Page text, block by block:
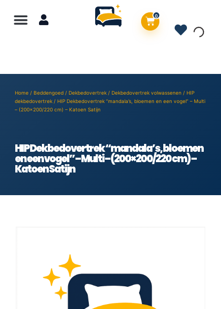
0
Home / Beddengoed / Dekbedovertrek / Dekbedovertrek volwassenen / HIP
dekbedovertrek / HIP Dekbedovertrek “mandala’s, bloemen en een vogel” – Multi
– (200×200/220 cm) – Katoen Satijn
HIP Dekbedovertrek “mandala’s, bloemen
en een vogel” – Multi – (200×200/220 cm) –
Katoen Satijn